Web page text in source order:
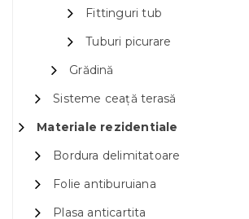
Fittinguri tub
Tuburi picurare
Grădină
Sisteme ceață terasă
Materiale rezidentiale
Bordura delimitatoare
Folie antiburuiana
Plasa anticartita